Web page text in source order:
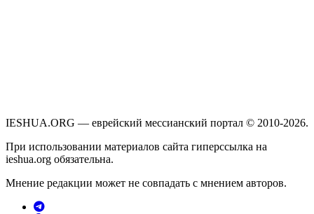
IESHUA.ORG — еврейский мессианский портал © 2010-2026.
При использовании материалов сайта гиперссылка на
ieshua.org обязательна.
Мнение редакции может не совпадать с мнением авторов.